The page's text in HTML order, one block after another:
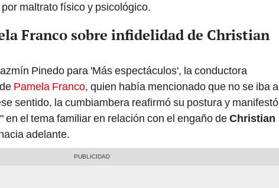
maltrato físico y psicológico.
Franco sobre infidelidad de Christian
Pinedo para 'Más espectáculos', la conductora
Pamela Franco, quien había mencionado que no se iba a
sentido, la cumbiambera reafirmó su postura y manifestó
en el tema familiar en relación con el engaño deChristian
adelante.